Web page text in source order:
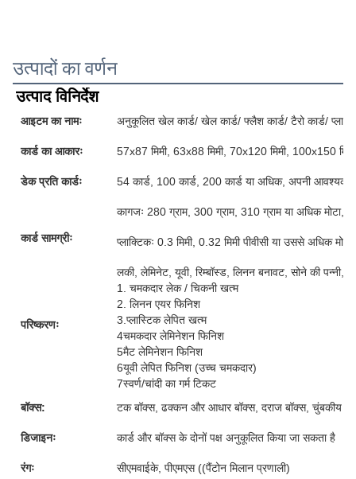
उत्पादों का वर्णन
उत्पाद विनिर्देश
आइटम का नामः अनुकूलित खेल कार्ड/ खेल कार्ड/ फ्लैश कार्ड/ टैरो कार्ड/
कार्ड का आकारः 57x87 मिमी, 63x88 मिमी, 70x120 मिमी, 100x150
डेक प्रति कार्डः 54 कार्ड, 100 कार्ड, 200 कार्ड या अधिक, अपनी
कार्ड सामग्रीः
कागजः 280 ग्राम, 300 ग्राम, 310 ग्राम या अधिक मोटा,
प्लाक्टिकः 0.3 मिमी, 0.32 मिमी पीवीसी या उससे अधिक मोटी
परिष्करणः
लकी, लेमिनेट, यूवी, रिम्बॉस्ड, लिनन बनावट, सोने की पन्नी,
1. चमकदार लेक / चिकनी खत्म
2. लिनन एयर फिनिश
3.प्लास्टिक लेपित खत्म
4चमकदार लेमिनेशन फिनिश
5मैट लेमिनेशन फिनिश
6यूवी लेपित फिनिश (उच्च चमकदार)
7स्वर्ण/चांदी का गर्म टिकट
बॉक्स:
टक बॉक्स, ढक्कन और आधार बॉक्स, दराज बॉक्स, चुंबकीय
डिजाइनः कार्ड और बॉक्स के दोनों पक्ष अनुकूलित किया जा सकता है
रंगः सीएमवाईके, पीएमएस ((पैंटोन मिलान प्रणाली)